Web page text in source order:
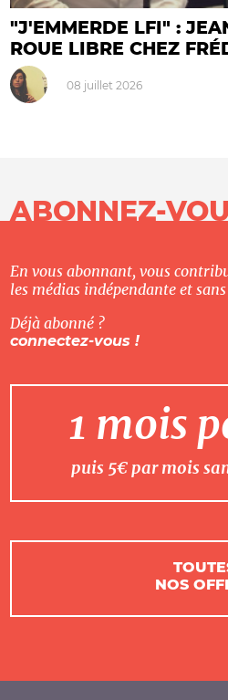
"J'EMMERDE LFI" :
ROUE LIBRE CHEZ
08 juillet 2026
ABONNEZ-
En vous abonnant, vous
les médias indépendante et
Déjà abonné ?
connectez-vous !
1 mois
puis 5€ par mois
NOS